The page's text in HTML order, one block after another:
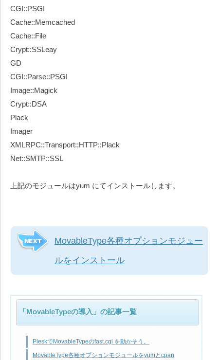
CGI::PSGI
Cache::Memcached
Cache::File
Crypt::SSLeay
GD
CGI::Parse::PSGI
Image::Magick
Crypt::DSA
Plack
Imager
XMLRPC::Transport::HTTP::Plack
Net::SMTP::SSL
上記のモジュールはyum にてインストールします。
MovableType各種オプションモジュー
ルをインストール
「MovableTypeの導入」の記事一覧
PleskでMovableTypeのfast.cgi を動かそう。
MovableType各種オプションモジュールをyumとcpan